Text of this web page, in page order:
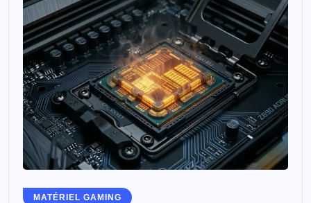
MATÉRIEL GAMING